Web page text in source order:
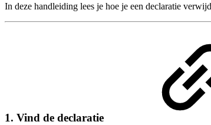
In deze handleiding lees je hoe je een declaratie
1. Vind de declaratie